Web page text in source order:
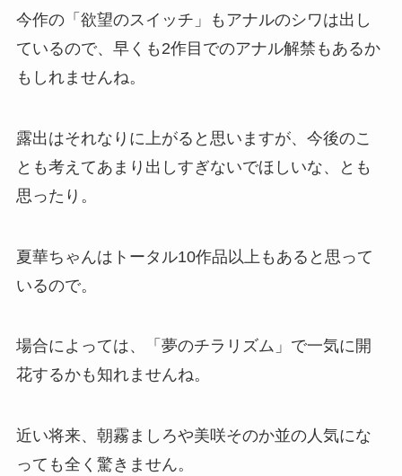
今作の「欲望のスイッチ」もアナルのシワは出し
ているので、早くも2作目でのアナル解禁もあるか
もしれませんね。
露出はそれなりに上がると思いますが、今後のこ
とも考えてあまり出しすぎないでほしいな、とも
思ったり。
夏華ちゃんはトータル10作品以上もあると思って
いるので。
場合によっては、「夢のチラリズム」で一気に開
花するかも知れませんね。
近い将来、朝霧ましろや美咲そのか並の人気にな
っても全く驚きません。